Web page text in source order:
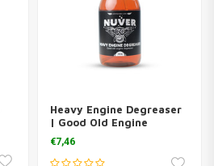
Heavy Engine Degreaser
| Good Old Engine
Degreaser
€7,46